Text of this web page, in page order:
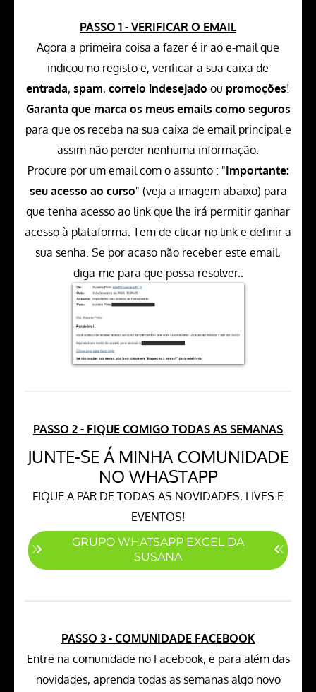
PASSO 1 - VERIFICAR O EMAIL
Agora a primeira coisa a fazer é ir ao e-mail que
indicou no registo e, verificar a sua caixa de
entrada, spam, correio indesejado ou promoções!
Garanta que marca os meus emails como seguros
para que os receba na sua caixa de email principal e
assim não perder nenhuma informação.
Procure por um email com o assunto : "Importante:
seu acesso ao curso" (veja a imagem abaixo) para
que tenha acesso ao link que lhe irá permitir ganhar
acesso à plataforma. Tem de clicar no link e definir a
sua senha. Se por acaso não receber este email,
diga-me para que possa resolver..
PASSO 2 - FIQUE COMIGO TODAS AS SEMANAS
JUNTE-SE Á MINHA COMUNIDADE
NO WHASTAPP
FIQUE A PAR DE TODAS AS NOVIDADES, LIVES E
EVENTOS!
GRUPO WHATSAPP EXCEL DA
SUSANA
PASSO 3 - COMUNIDADE FACEBOOK
Entre na comunidade no Facebook, e para além das
novidades, aprenda todas as semanas algo novo